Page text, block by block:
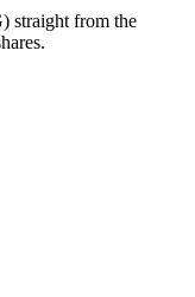
straight from the